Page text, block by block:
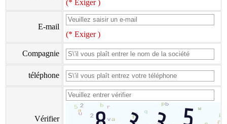
(* Exiger )
E-mail
(* Exiger )
Compagnie
téléphone
Vérifier